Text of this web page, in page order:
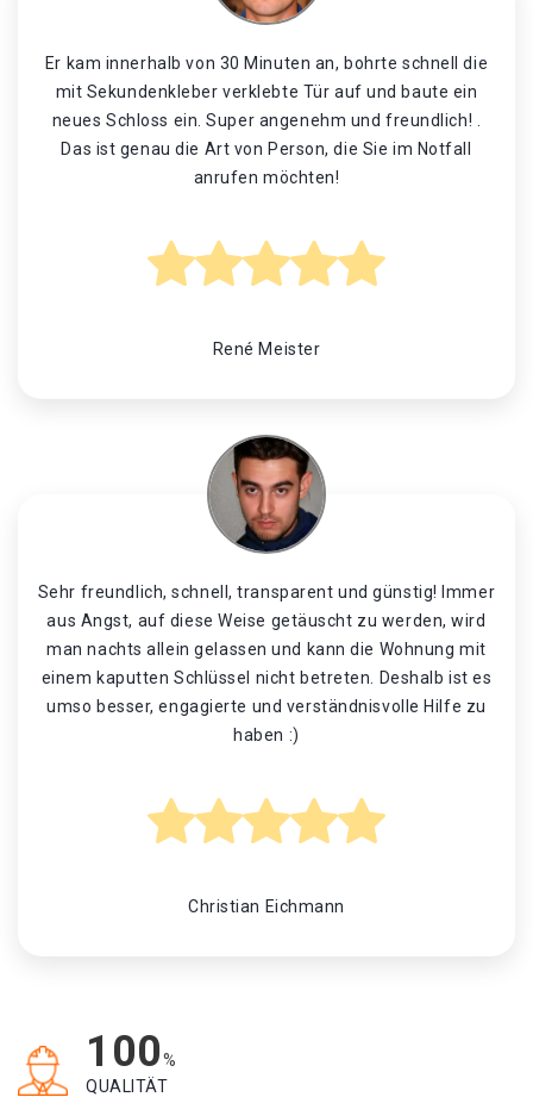
Er kam innerhalb von 30 Minuten an, bohrte schnell die
mit Sekundenkleber verklebte Tür auf und baute ein
neues Schloss ein. Super angenehm und freundlich! .
Das ist genau die Art von Person, die Sie im Notfall
anrufen möchten!
René Meister
Sehr freundlich, schnell, transparent und günstig! Immer
aus Angst, auf diese Weise getäuscht zu werden, wird
man nachts allein gelassen und kann die Wohnung mit
einem kaputten Schlüssel nicht betreten. Deshalb ist es
umso besser, engagierte und verständnisvolle Hilfe zu
haben :)
Christian Eichmann
100%
QUALITÄT